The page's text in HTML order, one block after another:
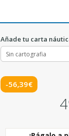
Añade tu carta
Sin cartografia
-56,39€